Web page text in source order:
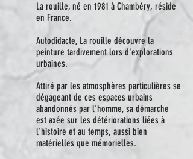
La rouille, né en 1981 à Chambéry, réside
en France.
Autodidacte, La rouille découvre la
peinture tardivement lors d'explorations
urbaines.
Attiré par les atmosphères particulières se
dégageant de ces espaces urbains
abandonnés par l'homme, sa démarche
est axée sur les détériorations liées à
l'histoire et au temps, aussi bien
matérielles que mémorielles.